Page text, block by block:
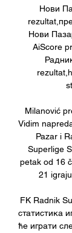
Нови
Нови
AiScore
Milanović
Vidim
Pazar i
Superlige
petak od 16
21
FK Radnik
статистика
ће играти